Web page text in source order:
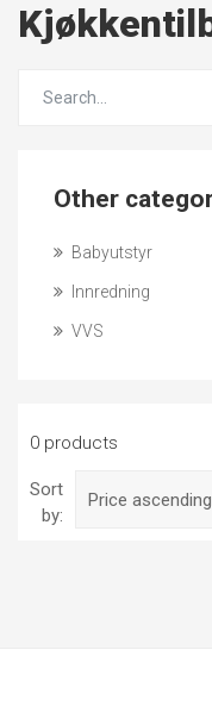
Other
Babyutstyr
Innredning
VVS
0 products
Sort
by:
Price ascending